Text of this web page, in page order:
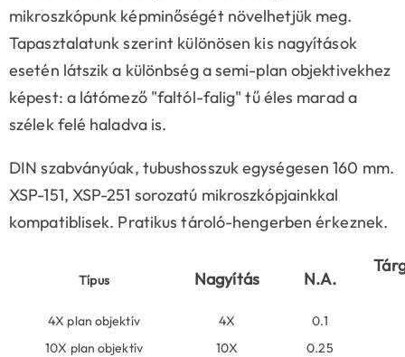
mikroszkópunk képminőségét növelhetjük meg.
Tapasztalatunk szerint különösen kis nagyítások
esetén látszik a különbség a semi-plan objektivekhez
képest: a látómező "faltól-falig" tű éles marad a
szélek felé haladva is.
DIN szabványúak, tubushosszuk egységesen 160 mm.
XSP-151, XSP-251 sorozatú mikroszkópjainkkal
kompatiblisek. Pratikus tároló-hengerben érkeznek.
Típus Nagyítás N.A.
4X plan objektív 4X
0.1
10X plan objektív
10X
0.25